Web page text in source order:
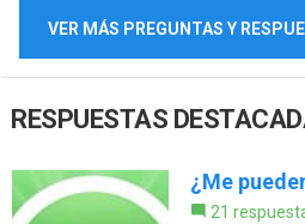
VER MÁS PREGUNTAS Y
RESPUESTAS
¿Me
21